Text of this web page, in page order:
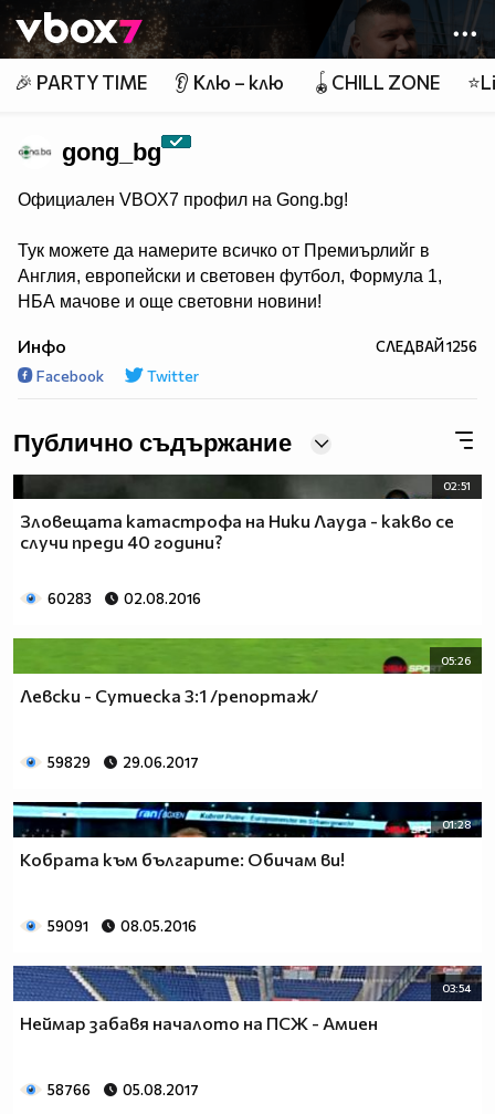
Member of
👾
🎉 PARTY TIME 👂 Клю – клю 🪀CHILL ZONE
gong_bg
Официален VBOX7 профил на Gong.bg!
Тук можете да намерите всичко от Премиърлийг в
Англия, европейски и световен футбол, Формула 1,
НБА мачове и още световни новини!
Инфо СЛЕДВАЙ1256
Facebook Twitter
Публично съдържание
02:51
Зловещата катастрофа на Ники Лауда - какво се
случи преди 40 години?
60283 02.08.2016
05:26
Левски - Сутиеска 3:1 /репортаж/
59829 29.06.2017
01:28
Кобрата към българите: Обичам ви!
59091 08.05.2016
03:54
Неймар забавя началото на ПСЖ - Амиен
58766 05.08.2017